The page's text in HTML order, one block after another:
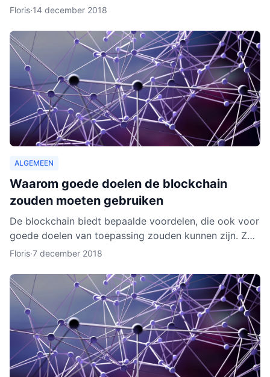
het instellen van een bot nog aardig wat tijd en
Floris·14 december 2018
ALGEMEEN
Waarom goede doelen de blockchain
zouden moeten gebruiken
De blockchain biedt bepaalde voordelen, die ook voor
goede doelen van toepassing zouden kunnen zijn. Zo
zouden organisaties ook een heel nieuw publiek
Floris·7 december 2018